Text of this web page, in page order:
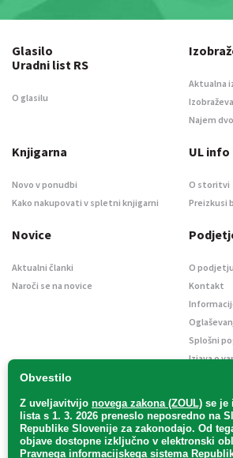
Obvestilo
Z uveljavitvijo novega zakona (ZOUL) se je
lista s 1. 3. 2026 preneslo neposredno na
Republike Slovenije za zakonodajo. Od
objave dostopne izključno v elektronski
Pravnega informacijskega sistema
Glasilo
Uradni list RS
O glasilu
Aktualna
Najem
Knjigarna
Novo v ponudbi
Kako nakupovati v spletni knjigarni
UL
O storitvi
Preizkusi
Novice
Aktualni članki
Naroči se na novice
O podjetju
Kontakt
Splošni
Izjava o